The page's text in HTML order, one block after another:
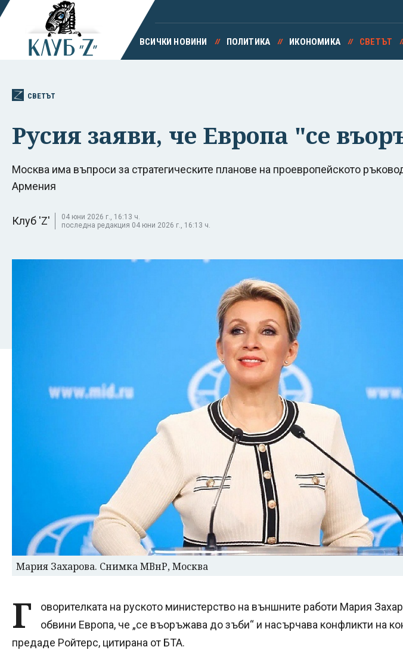
ВСИЧКИ НОВИНИ ПОЛИТИКА ИКОНОМИКА СВЕТЪТ
СВЕТЪТ
Русия заяви, че Европа "се
Москва има въпроси за стратегическите планове на проевропейското
Армения
Клуб 'Z'
04 юни 2026 г., 16:13 ч.
последна редакция 04 юни 2026 г., 16:13 ч.
Мария Захарова. Снимка МВнР, Москва
Г
оворителката на руското министерство на външните работи Мария
обвини Европа, че „се въоръжава до зъби“ и насърчава конфликти на
предаде Ройтерс, цитирана от БТА.